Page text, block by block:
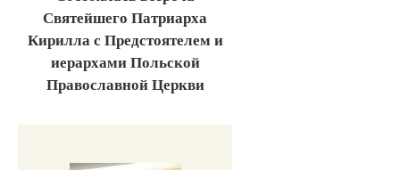
Святейшего Патриарха
Кирилла с Предстоятелем и
иерархами Польской
Православной Церкви